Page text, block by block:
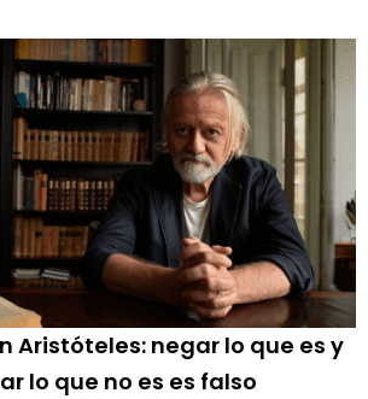
Aristóteles: negar lo que es y
lo que no es es falso